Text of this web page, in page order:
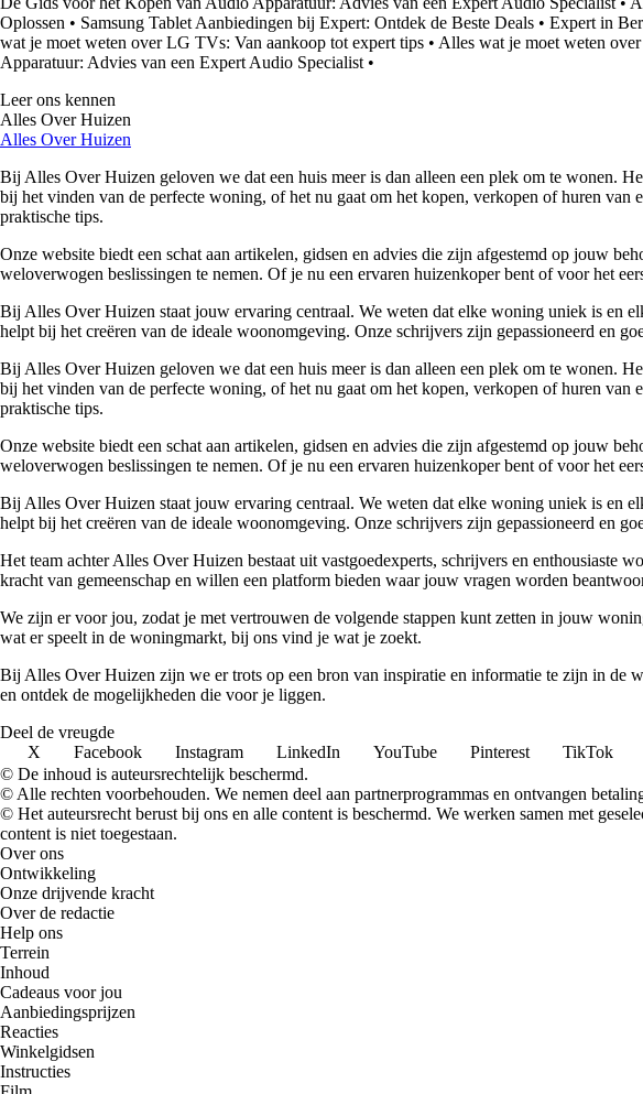
Oplossen • Samsung Tablet Aanbiedingen bij Expert: Ontdek de Beste Deals • Expert in
wat je moet weten over LG TVs: Van aankoop tot expert tips • Alles wat je moet weten
Apparatuur: Advies van een Expert Audio Specialist •
Leer ons kennen
Alles Over Huizen
Alles Over Huizen
Bij Alles Over Huizen geloven we dat een huis meer is dan alleen een plek om te wonen.
bij het vinden van de perfecte woning, of het nu gaat om het kopen, verkopen of huren
praktische tips.
Onze website biedt een schat aan artikelen, gidsen en advies die zijn afgestemd op jouw
weloverwogen beslissingen te nemen. Of je nu een ervaren huizenkoper bent of voor het
Bij Alles Over Huizen staat jouw ervaring centraal. We weten dat elke woning uniek is en
helpt bij het creëren van de ideale woonomgeving. Onze schrijvers zijn gepassioneerd en
Bij Alles Over Huizen geloven we dat een huis meer is dan alleen een plek om te wonen.
bij het vinden van de perfecte woning, of het nu gaat om het kopen, verkopen of huren
praktische tips.
Onze website biedt een schat aan artikelen, gidsen en advies die zijn afgestemd op jouw
weloverwogen beslissingen te nemen. Of je nu een ervaren huizenkoper bent of voor het
Bij Alles Over Huizen staat jouw ervaring centraal. We weten dat elke woning uniek is en
helpt bij het creëren van de ideale woonomgeving. Onze schrijvers zijn gepassioneerd en
Het team achter Alles Over Huizen bestaat uit vastgoedexperts, schrijvers en enthousiaste
kracht van gemeenschap en willen een platform bieden waar jouw vragen worden
We zijn er voor jou, zodat je met vertrouwen de volgende stappen kunt zetten in jouw
wat er speelt in de woningmarkt, bij ons vind je wat je zoekt.
Bij Alles Over Huizen zijn we er trots op een bron van inspiratie en informatie te zijn in de
en ontdek de mogelijkheden die voor je liggen.
Deel de vreugde
X
Facebook Instagram LinkedIn YouTube Pinterest TikTok
© De inhoud is auteursrechtelijk beschermd.
© Alle rechten voorbehouden. We nemen deel aan partnerprogrammas en ontvangen
© Het auteursrecht berust bij ons en alle content is beschermd. We werken samen met
content is niet toegestaan.
Over ons
Ontwikkeling
Onze drijvende kracht
Over de redactie
Help ons
Terrein
Inhoud
Cadeaus voor jou
Aanbiedingsprijzen
Reacties
Winkelgidsen
Instructies